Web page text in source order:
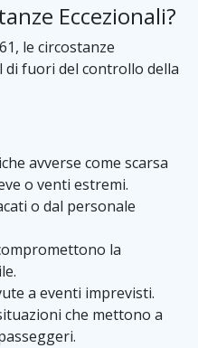
Eccezionali?
le circostanze
di fuori del controllo della
avverse come scarsa
o venti estremi.
o dal personale
la
a eventi imprevisti.
che mettono a